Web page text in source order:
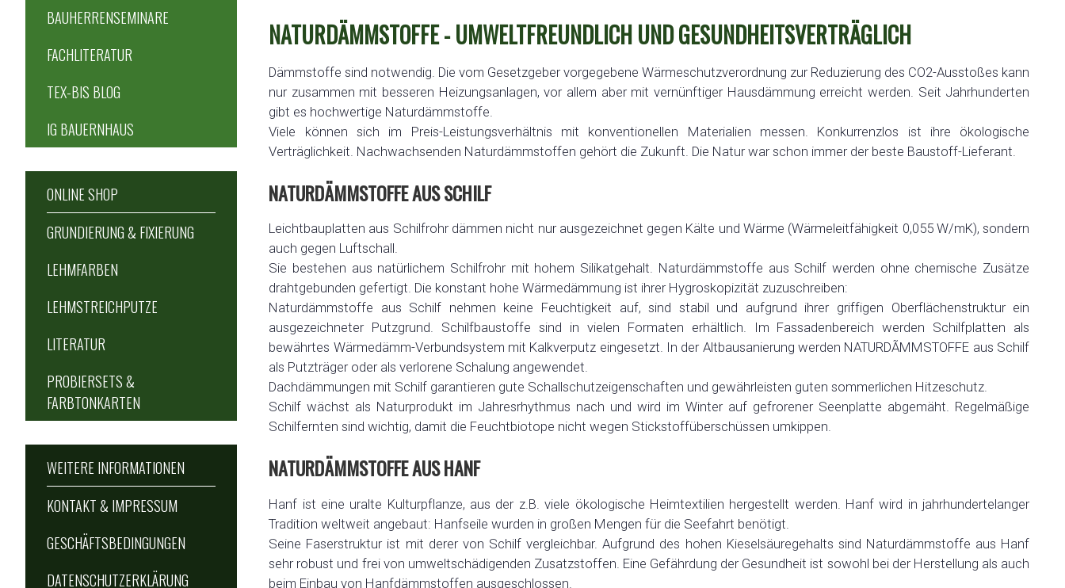
NATURDÄMMSTOFFE - UMWELTFREUNDLICH UND GESUNDHEITSVERTRÄGLICH
Dämmstoffe sind notwendig. Die vom Gesetzgeber vorgegebene Wärmeschutzverordnung zur Reduzierung des CO2-Ausstoßes kann
nur zusammen mit besseren Heizungsanlagen, vor allem aber mit vernünftiger Hausdämmung erreicht werden. Seit Jahrhunderten
gibt es hochwertige Naturdämmstoffe.
Viele können sich im Preis-Leistungsverhältnis mit konventionellen Materialien messen. Konkurrenzlos ist ihre ökologische
Verträglichkeit. Nachwachsenden Naturdämmstoffen gehört die Zukunft. Die Natur war schon immer der beste Baustoff-Lieferant.
NATURDÄMMSTOFFE AUS SCHILF
Leichtbauplatten aus Schilfrohr dämmen nicht nur ausgezeichnet gegen Kälte und Wärme (Wärmeleitfähigkeit 0,055 W/mK), sondern
auch gegen Luftschall.
Sie bestehen aus natürlichem Schilfrohr mit hohem Silikatgehalt. Naturdämmstoffe aus Schilf werden ohne chemische Zusätze
drahtgebunden gefertigt. Die konstant hohe Wärmedämmung ist ihrer Hygroskopizität zuzuschreiben:
Naturdämmstoffe aus Schilf nehmen keine Feuchtigkeit auf, sind stabil und aufgrund ihrer griffigen Oberflächenstruktur ein
ausgezeichneter Putzgrund. Schilfbaustoffe sind in vielen Formaten erhältlich. Im Fassadenbereich werden Schilfplatten als
bewährtes Wärmedämm-Verbundsystem mit Kalkverputz eingesetzt. In der Altbausanierung werden NATURDÃMMSTOFFE aus Schilf
als Putzträger oder als verlorene Schalung angewendet.
Dachdämmungen mit Schilf garantieren gute Schallschutzeigenschaften und gewährleisten guten sommerlichen Hitzeschutz.
Schilf wächst als Naturprodukt im Jahresrhythmus nach und wird im Winter auf gefrorener Seenplatte abgemäht. Regelmäßige
Schilfernten sind wichtig, damit die Feuchtbiotope nicht wegen Stickstoffüberschüssen umkippen.
NATURDÄMMSTOFFE AUS HANF
Hanf ist eine uralte Kulturpflanze, aus der z.B. viele ökologische Heimtextilien hergestellt werden. Hanf wird in jahrhundertelanger
Tradition weltweit angebaut: Hanfseile wurden in großen Mengen für die Seefahrt benötigt.
Seine Faserstruktur ist mit derer von Schilf vergleichbar. Aufgrund des hohen Kieselsäuregehalts sind Naturdämmstoffe aus Hanf
sehr robust und frei von umweltschädigenden Zusatzstoffen. Eine Gefährdung der Gesundheit ist sowohl bei der Herstellung als auch
beim Einbau von Hanfdämmstoffen ausgeschlossen.
BAUHERRENSEMINARE
FACHLITERATUR
TEX-BIS BLOG
IG BAUERNHAUS
ONLINE SHOP
GRUNDIERUNG & FIXIERUNG
LEHMFARBEN
LEHMSTREICHPUTZE
LITERATUR
PROBIERSETS &
FARBTONKARTEN
WEITERE INFORMATIONEN
KONTAKT & IMPRESSUM
GESCHÄFTSBEDINGUNGEN
DATENSCHUTZERKLÄRUNG